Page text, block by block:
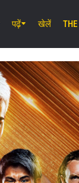
इबारा वेव एरीना ओटा, टोक्यो
ONE SAMURAI 2
अग॰ 14 (शुक्र) 11:30 AM
लुम्पिनी स्टेडियम, बैंकॉक
ONE Friday
26
पढ़ें खेलें